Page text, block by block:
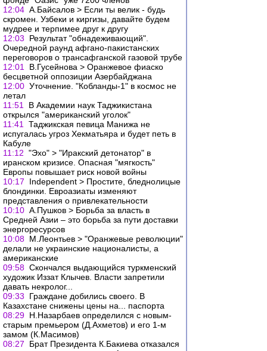
12:04 А.Байсалов > Если ты велик - будь
скромен. Узбеки и киргизы, давайте будем
мудрее и терпимее друг к другу
12:03
Результат "обнадеживающий".
Очередной раунд афгано-пакистанских
переговоров о трансафганской газовой трубе
12:01
В.Гусейнова > Оранжевое фиаско
бесцветной оппозиции Азербайджана
12:00 Уточнение. "Кобланды-1" в космос не
летал
11:51
В Академии наук Таджикистана
открылся "американский уголок"
11:41
Таджикская певица Манижа не
испугалась угроз Хекматьяра и будет петь в
Кабуле
11:12 "Эхо" > "Иракский детонатор" в
иранском кризисе. Опасная "мягкость"
Европы повышает риск новой войны
10:17
Independent > Простите, бледнолицые
блондинки. Евроазиаты изменяют
представления о привлекательности
10:10 А.Пушков > Борьба за власть в
Средней Азии – это борьба за пути доставки
энергоресурсов
10:08 М.Леонтьев > "Оранжевые революции"
делали не украинские националисты, а
американские
09:58 Скончался выдающийся туркменский
художик Иззат Клычев. Власти запретили
давать некролог...
09:33
Граждане добились своего. В
Казахстане снижены цены на... паспорта
08:29 Н.Назарбаев определился с новым-
старым премьером (Д.Ахметов) и его 1-м
замом (К.Масимов)
08:27
Брат Президента К.Бакиева отказался